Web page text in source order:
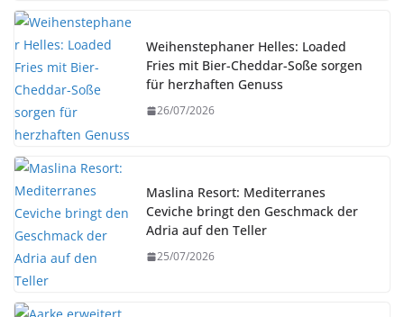
Weihenstephaner Helles: Loaded
Fries mit Bier-Cheddar-Soße sorgen
für herzhaften Genuss
26/07/2026
Maslina Resort: Mediterranes
Ceviche bringt den Geschmack der
Adria auf den Teller
25/07/2026